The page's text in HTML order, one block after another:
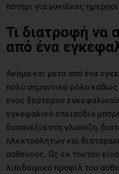
ποτήρι για γυναίκες
Τι διατροφή να
από ένα
Ακόμα και μετά από ένα
πολύ σημαντικό ρόλο καθώς
ενός δεύτερου
εγκεφαλικό επεισόδιο
δυσανεξία στη γλυκόζη,
ηλεκτρολητών και
ασθενούς. Ως εκ τούτου
λιπιδαιμικό προφίλ του